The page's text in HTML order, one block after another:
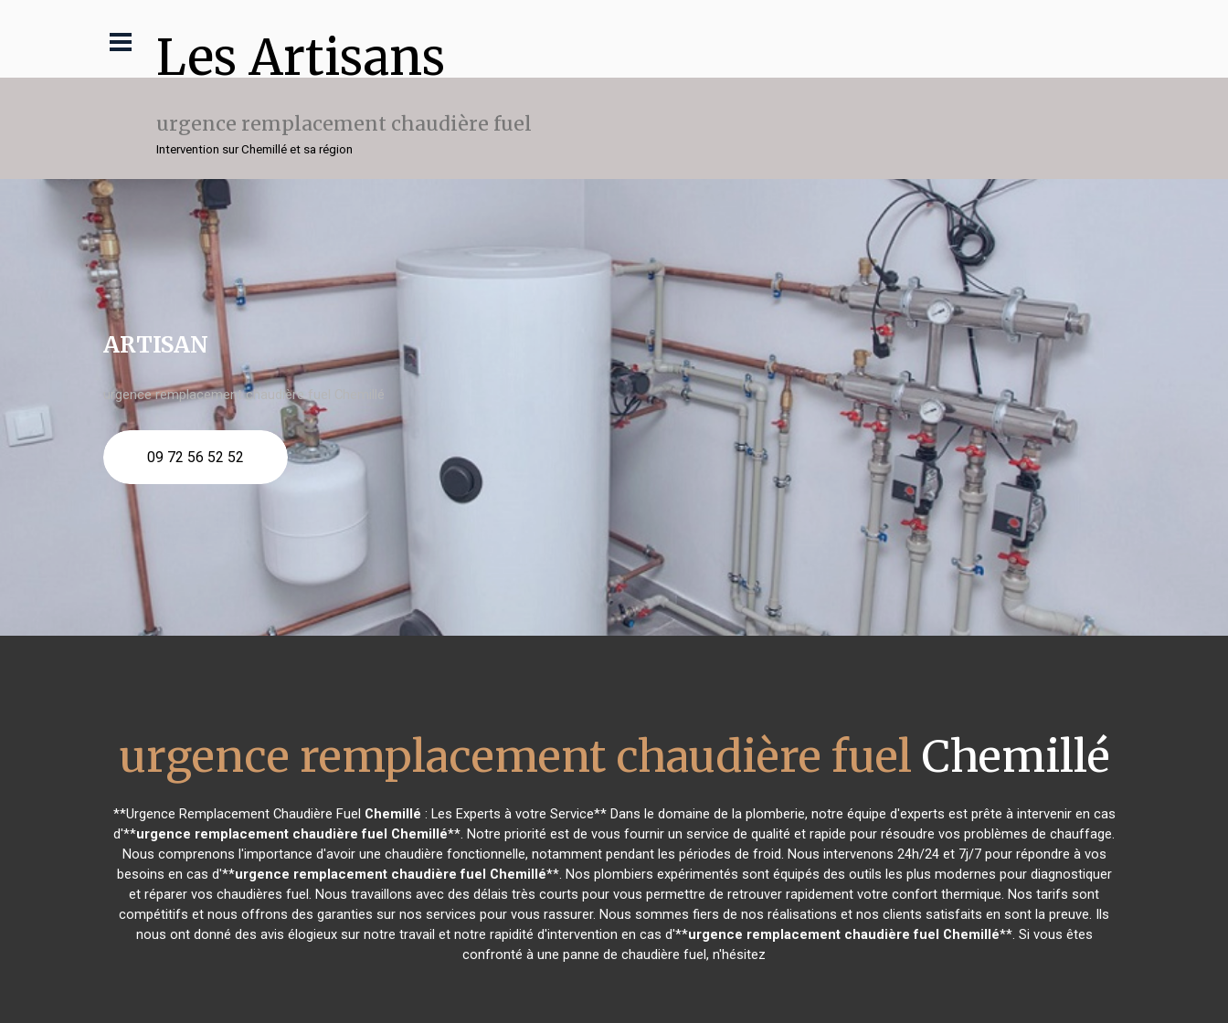
Les Artisans
urgence remplacement chaudière fuel
Intervention sur Chemillé et sa région
ARTISAN
urgence remplacement chaudière fuel Chemillé
09 72 56 52 52
urgence remplacement chaudière fuel Chemillé
**Urgence Remplacement Chaudière Fuel Chemillé : Les Experts à votre Service** Dans le domaine de la plomberie, notre équipe d'experts est prête à intervenir en cas
d'**urgence remplacement chaudière fuel Chemillé**. Notre priorité est de vous fournir un service de qualité et rapide pour résoudre vos problèmes de chauffage.
Nous comprenons l'importance d'avoir une chaudière fonctionnelle, notamment pendant les périodes de froid. Nous intervenons 24h/24 et 7j/7 pour répondre à vos
besoins en cas d'**urgence remplacement chaudière fuel Chemillé**. Nos plombiers expérimentés sont équipés des outils les plus modernes pour diagnostiquer
et réparer vos chaudières fuel. Nous travaillons avec des délais très courts pour vous permettre de retrouver rapidement votre confort thermique. Nos tarifs sont
compétitifs et nous offrons des garanties sur nos services pour vous rassurer. Nous sommes fiers de nos réalisations et nos clients satisfaits en sont la preuve. Ils
nous ont donné des avis élogieux sur notre travail et notre rapidité d'intervention en cas d'**urgence remplacement chaudière fuel Chemillé**. Si vous êtes
confronté à une panne de chaudière fuel, n'hésitez